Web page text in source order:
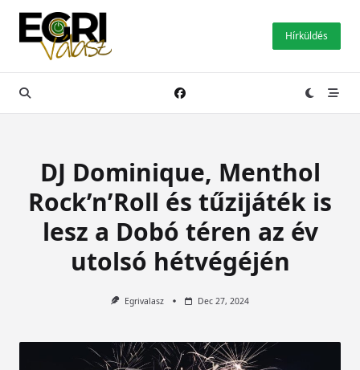
Skip
content
Hírküldés
DJ Dominique, Menthol
Rock’n’Roll és tűzijáték is
lesz a Dobó téren az év
utolsó hétvégéjén
Egrivalasz Dec 27, 2024